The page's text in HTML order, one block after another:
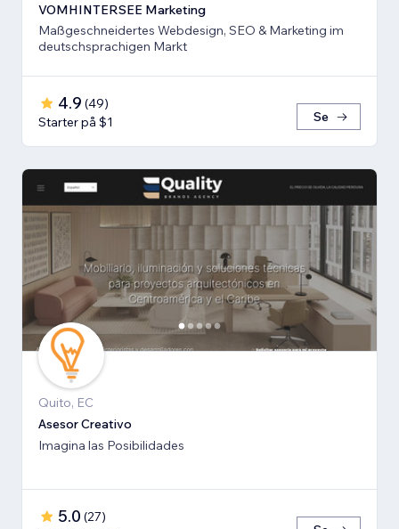
VOMHINTERSEE Marketing
Maßgeschneidertes Webdesign, SEO & Marketing im
deutschsprachigen Markt
4.9 (49)
Starter på $1
Se
Quito, EC
Asesor Creativo
Imagina las Posibilidades
5.0 (27)